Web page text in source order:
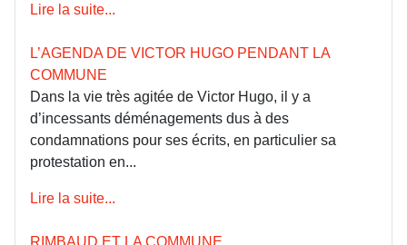
Lire la suite...
L’AGENDA DE VICTOR HUGO PENDANT LA
COMMUNE
Dans la vie très agitée de Victor Hugo, il y a
d’incessants déménagements dus à des
condamnations pour ses écrits, en particulier sa
protestation en...
Lire la suite...
RIMBAUD ET LA COMMUNE